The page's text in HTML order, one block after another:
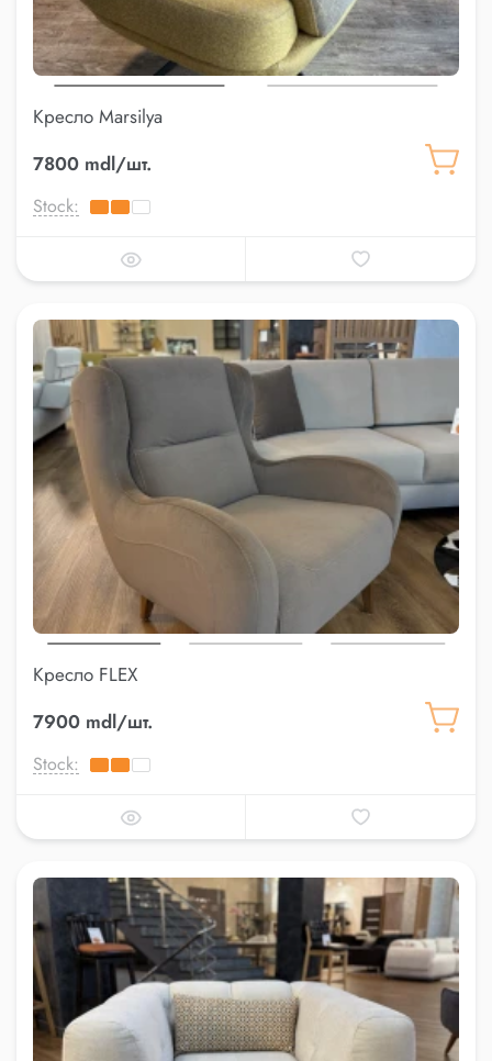
Кресло Marsilya
7800 mdl/шт.
Stock:
Кресло FLEX
7900 mdl/шт.
Stock: